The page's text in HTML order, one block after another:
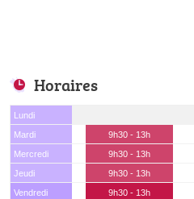
Horaires
Lundi
Mardi
9h30 - 13h
Mercredi
9h30 - 13h
Jeudi
9h30 - 13h
Vendredi
9h30 - 13h